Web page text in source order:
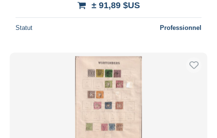
± 91,89 $US
Statut Professionnel